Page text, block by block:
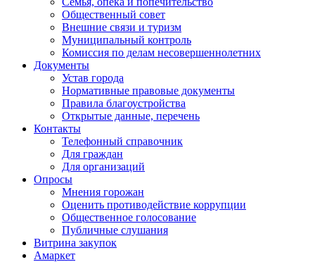
Общественный совет
Внешние связи и туризм
Муниципальный контроль
Комиссия по делам несовершеннолетних
Документы
Устав города
Нормативные правовые документы
Правила благоустройства
Открытые данные, перечень
Контакты
Телефонный справочник
Для граждан
Для организаций
Опросы
Мнения горожан
Оценить противодействие коррупции
Общественное голосование
Публичные слушания
Витрина закупок
Амаркет